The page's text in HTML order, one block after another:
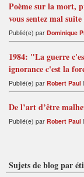
Poème sur la mort,
vous sentez mal
Publié(e) par Dominique
1984: "La guerre
ignorance c'est la
Publié(e) par Robert Paul
De l’art d’être
Publié(e) par Robert Paul
Sujets de blog par